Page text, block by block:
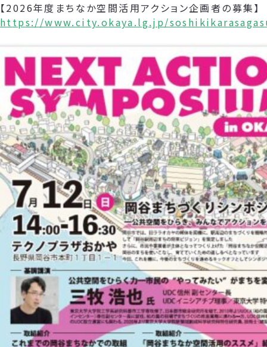
【2026年度まちなか空間活用アクション企画者の募集】
https://www.city.okaya.lg.jp/